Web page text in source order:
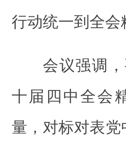
行动统一到全会
会议强调
十届四中全会
量，对标对表党